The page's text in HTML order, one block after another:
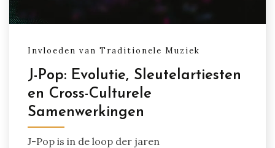
Invloeden van Traditionele Muziek
J-Pop: Evolutie, Sleutelartiesten
en Cross-Culturele
Samenwerkingen
J-Pop is in de loop der jaren